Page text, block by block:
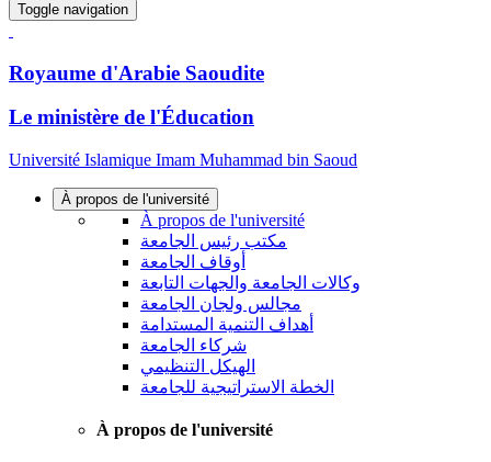
Toggle navigation
Royaume d'Arabie Saoudite
Le ministère de l'Éducation
Université Islamique Imam Muhammad bin Saoud
À propos de l'université
À propos de l'université
مكتب رئيس الجامعة
أوقاف الجامعة
وكالات الجامعة والجهات التابعة
مجالس ولجان الجامعة
أهداف التنمية المستدامة
شركاء الجامعة
الهيكل التنظيمي
الخطة الاستراتيجية للجامعة
À propos de l'université